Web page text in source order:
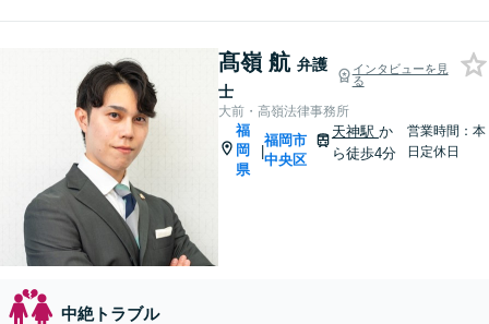
髙嶺 航 弁護
士
インタビューを見
る
大前・高嶺法律事務所
福
岡
県
|
福岡市
中央区
天神駅 か
ら徒歩4分
営業時間：本
日定休日
中絶トラブル